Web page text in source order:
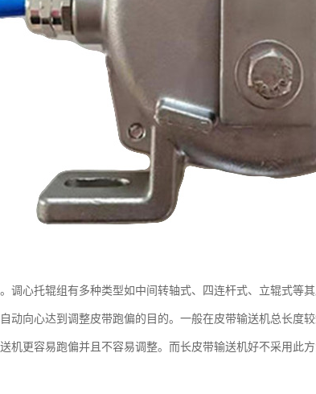
调心托辊组有多种类型如中间转轴式、四连杆式、立辊式等
动向心达到调整皮带跑偏的目的。一般在皮带输送机总长度
机更容易跑偏并且不容易调整。而长皮带输送机好不采用此